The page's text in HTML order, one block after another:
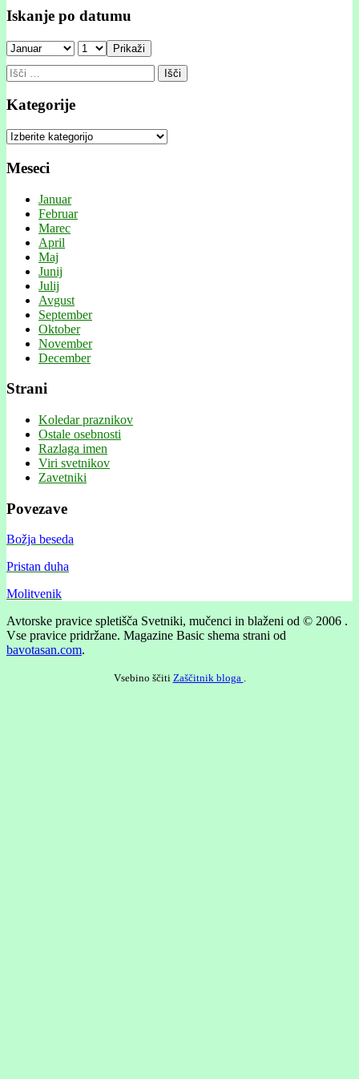
Iskanje po datumu
Prikaži
Išči:
Kategorije
Kategorije
Meseci
Januar
Februar
Marec
April
Maj
Junij
Julij
Avgust
September
Oktober
November
December
Strani
Koledar praznikov
Ostale osebnosti
Razlaga imen
Viri svetnikov
Zavetniki
Povezave
Božja beseda
Pristan duha
Molitvenik
Avtorske pravice spletišča Svetniki, mučenci in blaženi od © 2006 .
Vse pravice pridržane. Magazine Basic shema strani od
bavotasan.com.
Vsebino ščiti Zaščitnik bloga .